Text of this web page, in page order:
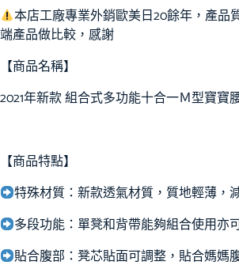
本店工廠專業外銷歐美日20餘年，產
端產品做比較，感謝
【商品名稱】
2021年新款 組合式多功能十合一Ｍ型寶寶
【商品特點】
特殊材質：新款透氣材質，質地輕薄，
多段功能：單凳和背帶能夠組合使用亦
貼合腹部：凳芯貼面可調整，貼合媽媽